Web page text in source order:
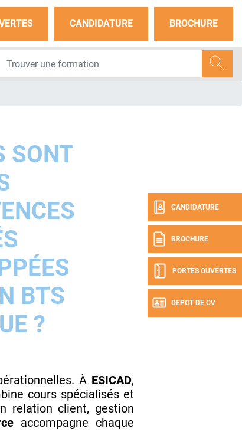
CANDIDATURE BROCHURE
CANDIDATURE
BROCHURE
PORTES OUVERTES
DEPOT DE CV
SONT
BTS
?
À ESICAD,
cours spécialisés et
relation client, gestion
accompagne chaque